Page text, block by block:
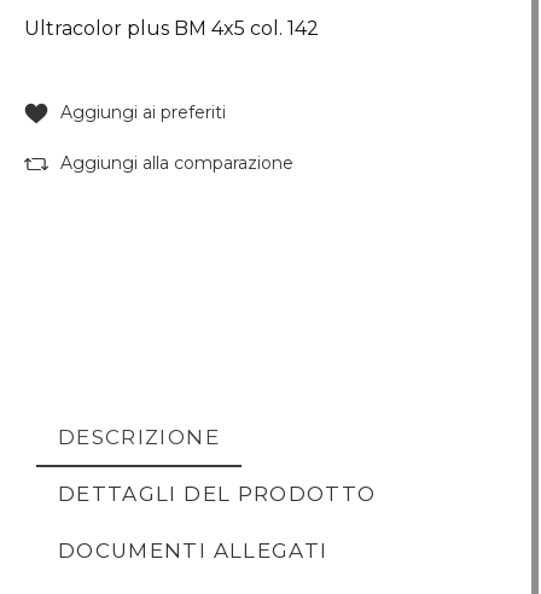
Ultracolor plus BM 4x5 col. 142
Aggiungi ai preferiti
Aggiungi alla comparazione
DESCRIZIONE
DETTAGLI DEL PRODOTTO
DOCUMENTI ALLEGATI